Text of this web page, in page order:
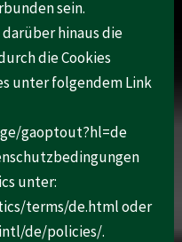
sein.
hinaus die
die Cookies
unter folgendem Link
gaoptout?hl=de
unter:
terms/de.html oder
de/policies/.